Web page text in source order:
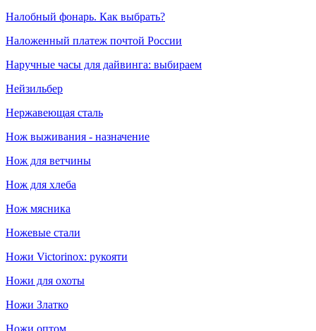
Налобный фонарь. Как выбрать?
Наложенный платеж почтой России
Наручные часы для дайвинга: выбираем
Нейзильбер
Нержавеющая сталь
Нож выживания - назначение
Нож для ветчины
Нож для хлеба
Нож мясника
Ножевые стали
Ножи Victorinox: рукояти
Ножи для охоты
Ножи Златко
Ножи оптом